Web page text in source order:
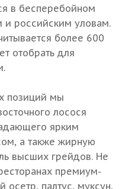
в бесперебойном
российским уловам.
более 600
отобрать для
позиций мы
лосося
ярким
а также жирную
высших грейдов. Не
премиум-
осетр, палтус, муксун,